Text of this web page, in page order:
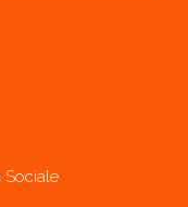
Sociale